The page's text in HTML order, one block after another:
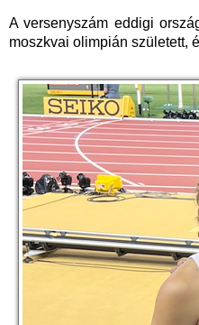
A versenyszám eddigi
moszkvai olimpián született,